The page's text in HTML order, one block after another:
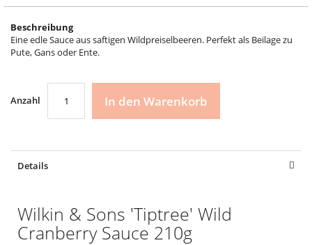
Beschreibung
Eine edle Sauce aus saftigen Wildpreiselbeeren. Perfekt als Beilage zu
Pute, Gans oder Ente.
Anzahl In den Warenkorb
Details
Wilkin & Sons 'Tiptree' Wild
Cranberry Sauce 210g